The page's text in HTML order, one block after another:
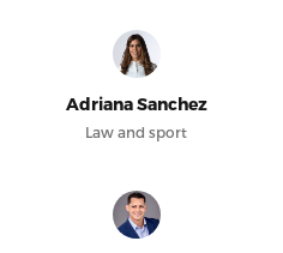
Adriana Sanchez
Law and sport